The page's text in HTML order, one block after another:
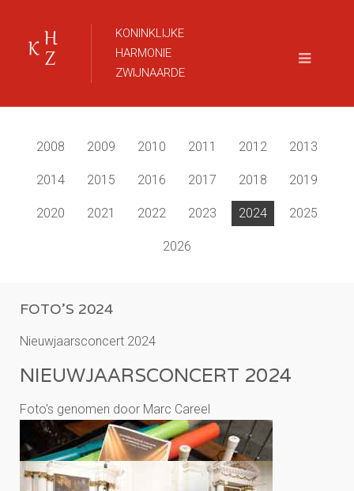
KONINKLIJKE
HARMONIE
ZWIJNAARDE
2008 2009 2010 2011 2012 2013
2014 2015 2016 2017 2018 2019
2020 2021 2022 2023 2024 2025
2026
FOTO'S 2024
Nieuwjaarsconcert 2024
NIEUWJAARSCONCERT 2024
Foto's genomen door Marc Careel